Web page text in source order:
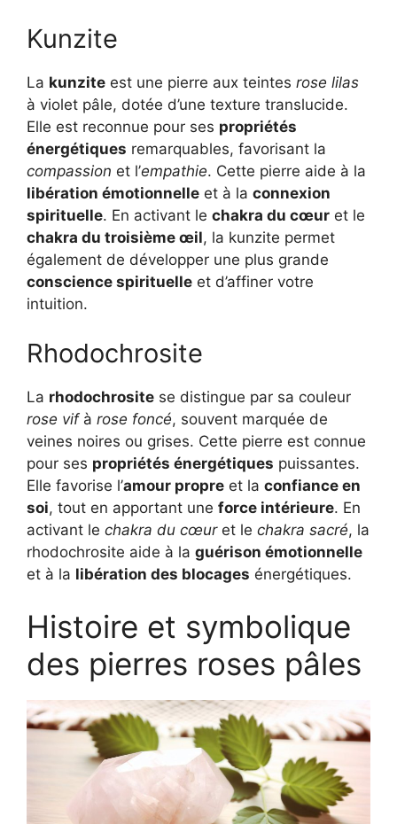
Kunzite
La kunzite est une pierre aux teintes rose lilas
à violet pâle, dotée d’une texture translucide.
Elle est reconnue pour ses propriétés
énergétiques remarquables, favorisant la
compassion et l’empathie. Cette pierre aide à la
libération émotionnelle et à la connexion
spirituelle. En activant le chakra du cœur et le
chakra du troisième œil, la kunzite permet
également de développer une plus grande
conscience spirituelle et d’affiner votre
intuition.
Rhodochrosite
La rhodochrosite se distingue par sa couleur
rose vifà rose foncé, souvent marquée de
veines noires ou grises. Cette pierre est connue
pour ses propriétés énergétiques puissantes.
Elle favorise l’amour propre et la confiance en
soi, tout en apportant une force intérieure. En
activant le chakra du cœuret le chakra sacré, la
rhodochrosite aide à la guérison émotionnelle
et à la libération des blocages énergétiques.
Histoire et symbolique
des pierres roses pâles